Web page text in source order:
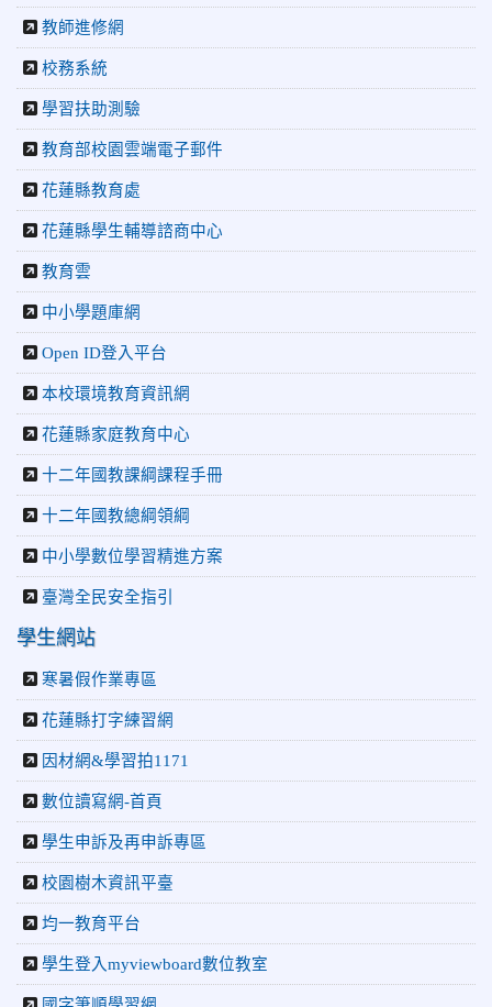
2026-07-22 更生新聞網：中正國小跆拳道隊金光閃閃全國少
年盃勇奪3金4銀、市長盃橫掃13金
2026-07-08
生國際視野
2026-06-16 花蓮新聞網：【中正國小70週年校慶系列活動
「游藝飛揚」晚會登場】 師生家長齊聚一堂 共譜「時光樂
章．經典再現」
2026-06-16 更生新聞網：中正國小創校70週年「游藝飛揚」
才藝晚會登場
2026-06-10 教育廣播電台：揮別童年迎向青春 中正國小畢業
師生自製畢業歌曲
2026-06-10
體驗闖關探索歷史
2026-04-30 讓愛閃閃發光！中正國小「小老闆大市集」愛心
捐助光復國小
教師進修網
校務系統
學習扶助測驗
教育部校園雲端電子郵件
花蓮縣教育處
花蓮縣學生輔導諮商中心
教育雲
中小學題庫網
Open ID登入平台
本校環境教育資訊網
花蓮縣家庭教育中心
十二年國教課綱課程手冊
十二年國教總綱領綱
中小學數位學習精進方案
臺灣全民安全指引
學生網站
寒暑假作業專區
花蓮縣打字練習網
因材網&學習拍1171
數位讀寫網-首頁
學生申訴及再申訴專區
校園樹木資訊平臺
均一教育平台
學生登入myviewboard數位教室